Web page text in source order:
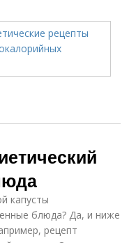
капусты
блюда? Да, и ниже
рецепт